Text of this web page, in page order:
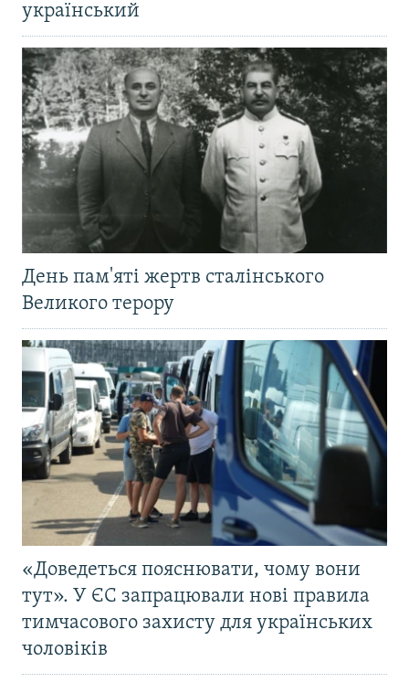
український
День пам'яті жертв сталінського
Великого терору
«Доведеться пояснювати, чому вони
тут». У ЄС запрацювали нові правила
тимчасового захисту для українських
чоловіків